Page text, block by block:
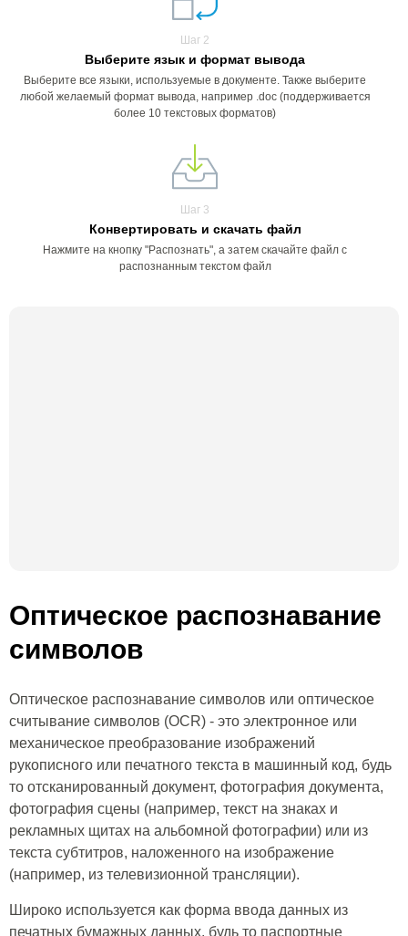
Шаг 2
Выберите язык и формат вывода
Выберите все языки, используемые в документе. Также выберите
любой желаемый формат вывода, например .doc (поддерживается
более 10 текстовых форматов)
Шаг 3
Конвертировать и скачать файл
Нажмите на кнопку "Распознать", а затем скачайте файл с
распознанным текстом файл
Оптическое распознавание
символов
Оптическое распознавание символов или оптическое
считывание символов (OCR) - это электронное или
механическое преобразование изображений
рукописного или печатного текста в машинный код, будь
то отсканированный документ, фотография документа,
фотография сцены (например, текст на знаках и
рекламных щитах на альбомной фотографии) или из
текста субтитров, наложенного на изображение
(например, из телевизионной трансляции).
Широко используется как форма ввода данных из
печатных бумажных данных, будь то паспортные